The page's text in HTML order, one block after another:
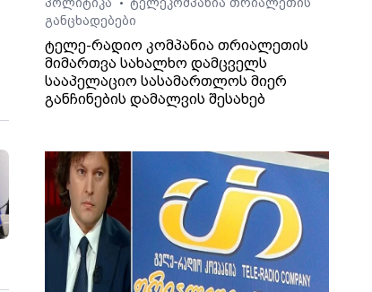
პოლიტიკა
•
ტელეკომპანია თრიალეთის
განცხადებები
ტელე-რადიო კომპანია თრიალეთის
მიმართვა სახალხო დამცველს
სააპელაციო სასამართლოს მიერ
განჩინების დამალვის შესახებ